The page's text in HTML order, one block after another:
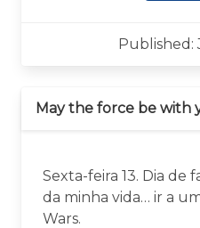
Published:
May the force be with
Sexta-feira 13. Dia de
da minha vida… ir a
Wars.